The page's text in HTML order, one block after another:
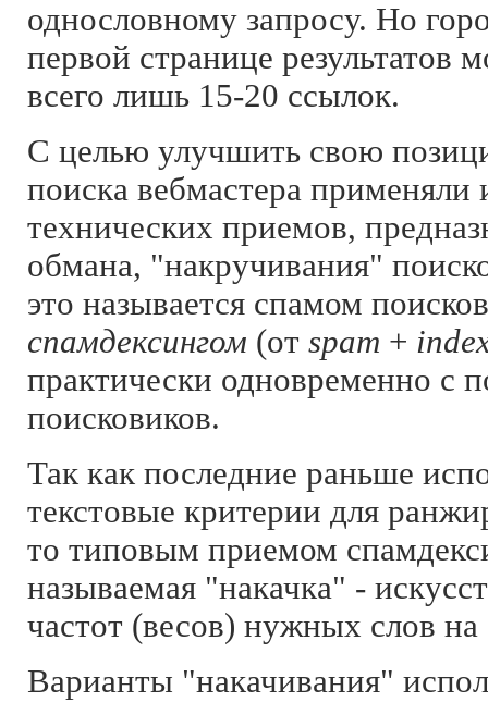
однословному запросу. Но
первой странице результатов
всего лишь 15-20 ссылок.
С целью улучшить свою
поиска вебмастера
технических приемов,
обмана, "накручивания"
это называется спамом
спамдексингом (от spam +
практически одновременно с
поисковиков.
Так как последние раньше
текстовые критерии для
то типовым приемом
называемая "накачка" -
частот (весов) нужных слов на
Варианты "накачивания"